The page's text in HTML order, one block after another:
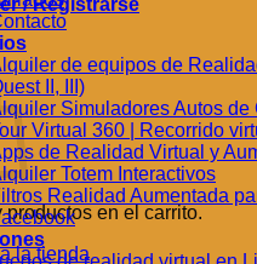
/ Registrarse
productos en el carrito.
la tienda
de equipos de
II, III)
Simuladores Autos de
Virtual 360 | Recorrido
de Realidad Virtual y
Totem Interactivos
Realidad Aumentada